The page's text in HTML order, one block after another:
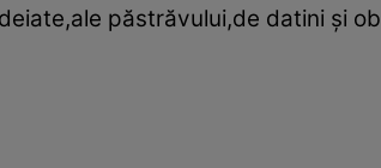
păstrăvului,de datini şi